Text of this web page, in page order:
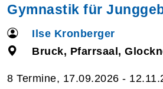
Gymnastik für
Ilse Kronberger
Bruck, Pfarrsaal,
8 Termine, 17.09.2026 -